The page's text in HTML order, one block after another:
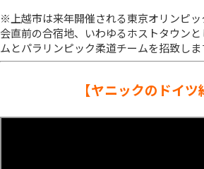
※上越市は来年開催される東京オリンピ
会直前の合宿地、いわゆるホストタウン
ムとパラリンピック柔道チームを招致しま
【ヤニックのドイツ